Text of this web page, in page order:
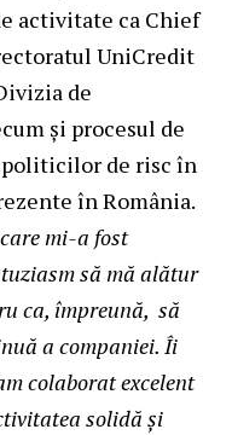
activitate ca Chief
UniCredit
de
şi procesul de
de risc în
în România.
mi-a fost
să mă alătur
ca, împreună, să
a companiei. Îi
colaborat excelent
solidă și